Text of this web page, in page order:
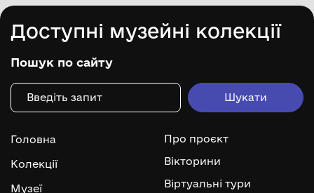
Доступні музейні колекції
Пошук по сайту
Головна
Колекції
Музеї
Про проєкт
Вікторини
Віртуальні тури